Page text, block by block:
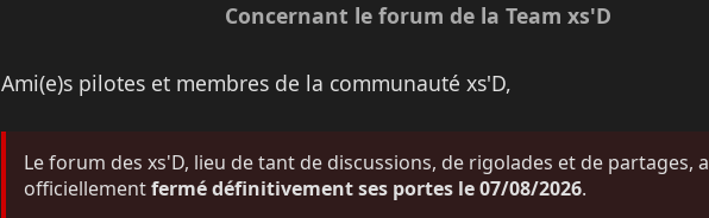
Concernant le forum de la Team xs'D
Ami(e)s pilotes et membres de la communauté xs'D,
Le forum des xs'D, lieu de tant de discussions, de rigolades et de partages, a
officiellementfermé définitivement ses portes le 07/08/2026.